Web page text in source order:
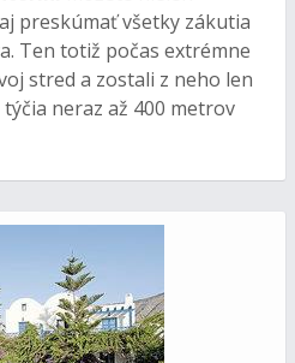
preskúmať všetky zákutia
Ten totiž počas extrémne
stred a zostali z neho len
neraz až 400 metrov